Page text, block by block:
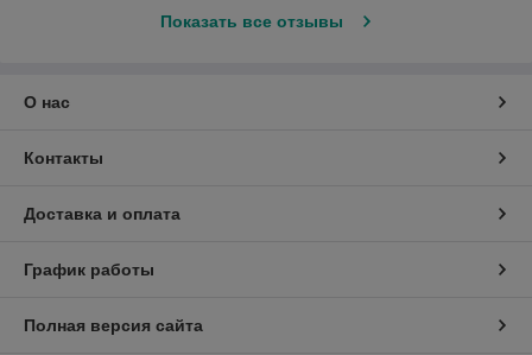
Показать все отзывы
О нас
Контакты
Доставка и оплата
График работы
Полная версия сайта